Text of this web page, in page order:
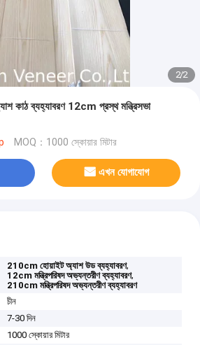
2/2
কাঠ ব্যহ্যাবরণ 12cm প্রস্থ মন্ত্রিসভা
MOQ：1000 স্কোয়ার মিটার
এখন যোগাযোগ
210cm হোয়াইট অ্যাশ উড ব্যহ্যাবরণ,
12cm মন্ত্রিপরিষদ অভ্যন্তরীণ ব্যহ্যাবরণ,
210cm মন্ত্রিপরিষদ অভ্যন্তরীণ ব্যহ্যাবরণ
চীন
7-30 দিন
1000 স্কোয়ার মিটার